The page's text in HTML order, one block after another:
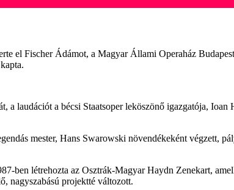
el Fischer Ádámot, a Magyar Állami Operaház
a laudációt a bécsi Staatsoper leköszönő igazgatója,
mester, Hans Swarowski növendékeként végzett,
ben létrehozta az Osztrák-Magyar Haydn Zenekart,
nagyszabású projektté változott.